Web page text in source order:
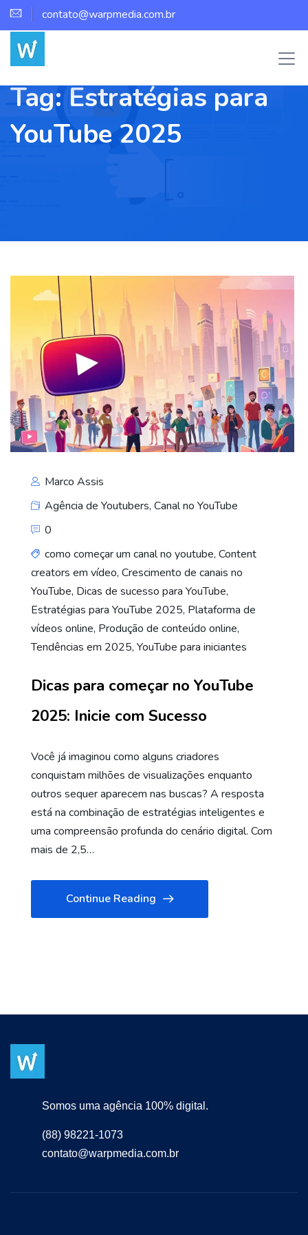
contato@warpmedia.com.br
Tag:Estratégias para
YouTube 2025
Marco Assis
Agência de Youtubers, Canal no YouTube
0
como começar um canal no youtube, Content
creators em vídeo, Crescimento de canais no
YouTube, Dicas de sucesso para YouTube,
Estratégias para YouTube 2025, Plataforma de
vídeos online, Produção de conteúdo online,
Tendências em 2025, YouTube para iniciantes
Dicas para começar no YouTube
2025: Inicie com Sucesso
Você já imaginou como alguns criadores
conquistam milhões de visualizações enquanto
outros sequer aparecem nas buscas? A resposta
está na combinação de estratégias inteligentes e
uma compreensão profunda do cenário digital. Com
mais de 2,5…
Continue Reading
Somos uma agência 100% digital.
(88) 98221-1073
contato@warpmedia.com.br